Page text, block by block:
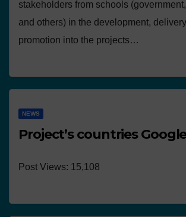
stakeholders from schools
and others) in the development,
promotion into the projects…
NEWS
Project’s countries
Post Views: 15,108